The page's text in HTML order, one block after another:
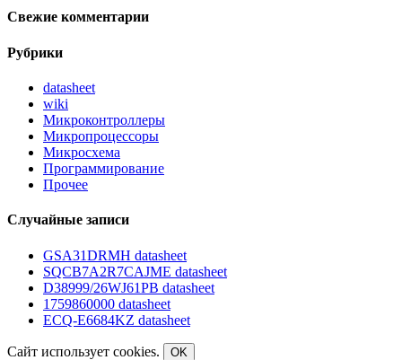
Свежие комментарии
Рубрики
datasheet
wiki
Микроконтроллеры
Микропроцессоры
Микросхема
Программирование
Прочее
Случайные записи
GSA31DRMH datasheet
SQCB7A2R7CAJME datasheet
D38999/26WJ61PB datasheet
1759860000 datasheet
ECQ-E6684KZ datasheet
Сайт использует cookies.
OK